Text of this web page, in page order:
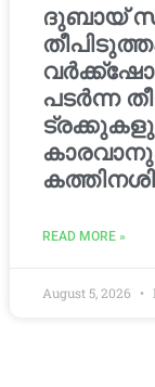
ദുബായ്
പടർന്ന
READ MORE »
August 5, 2026